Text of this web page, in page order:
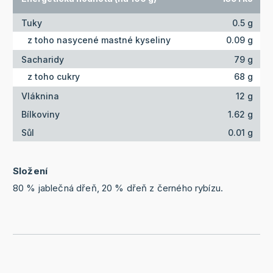
Tuky
0.5 g
z toho nasycené mastné kyseliny
0.09 g
Sacharidy
79 g
z toho cukry
68 g
Vláknina
12 g
Bílkoviny
1.62 g
Sůl
0.01 g
Složení
80 % jablečná dřeň, 20 % dřeň z černého rybízu.